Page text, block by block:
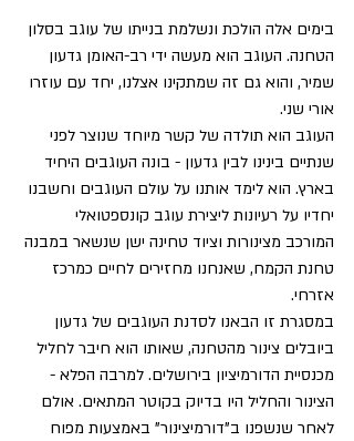
בימים אלה הולכת ונשלמת בנייתו של עוגב בסלון
הטחנה. העוגב הוא מעשה ידי רב-האומן גדעון
שמיר, והוא גם זה שמתקינו אצלנו, יחד עם עוזרו
אורי שני.
העוגב הוא תולדה של קשר מיוחד שנוצר לפני
שנתיים בינינו לבין גדעון - בונה העוגבים היחיד
בארץ. הוא לימד אותנו על עולם העוגבים וחשבנו
יחדיו על רעיונות ליצירת עוגב קונספטואלי
המורכב מצינורות וציוד טחינה ישן שנשאר במבנה
טחנת הקמח, שאנחנו מחזירים לחיים כמרכז
אזרחי.
במסגרת זו הבאנו לסדנת העוגבים של גדעון
ביובלים צינור מהטחנה, שאותו הוא חיבר לחליל
מכנסיית הדורמיציון בירושלים. למרבה הפלא -
הצינור והחליל היו בדיוק בקוטר המתאים. אולם
לאחר שנשפנו ב"דורמיצינור" באמצעות מפוח